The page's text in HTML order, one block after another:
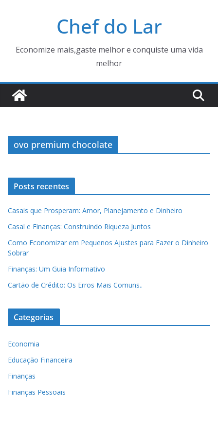
conteúdo
Chef do Lar
Economize mais,gaste melhor e conquiste uma vida
melhor
ovo premium chocolate
Posts recentes
Casais que Prosperam: Amor, Planejamento e Dinheiro
Casal e Finanças: Construindo Riqueza Juntos
Como Economizar em Pequenos Ajustes para Fazer o Dinheiro
Sobrar
Finanças: Um Guia Informativo
Cartão de Crédito: Os Erros Mais Comuns..
Categorias
Economia
Educação Financeira
Finanças
Finanças Pessoais